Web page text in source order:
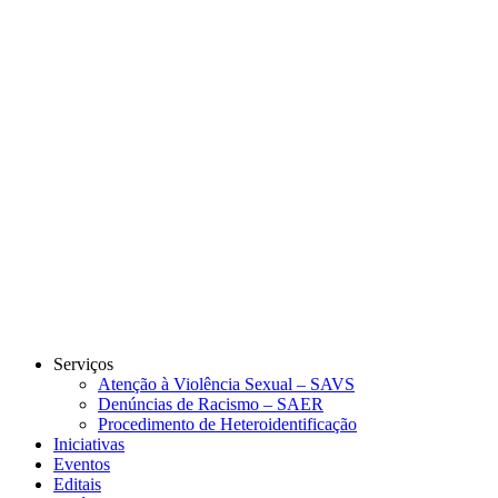
Serviços
Atenção à Violência Sexual – SAVS
Denúncias de Racismo – SAER
Procedimento de Heteroidentificação
Iniciativas
Eventos
Editais